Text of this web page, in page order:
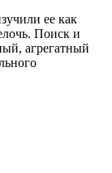
ее как
Поиск и
агрегатный